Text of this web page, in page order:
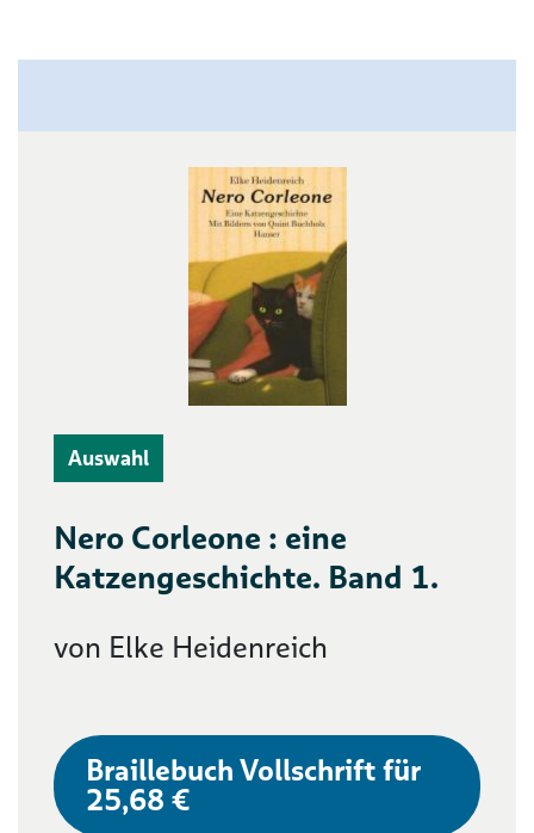
Auswahl
Nero Corleone : eine
Katzengeschichte. Band 1.
von Elke Heidenreich
Braillebuch Vollschrift für
25,68 €